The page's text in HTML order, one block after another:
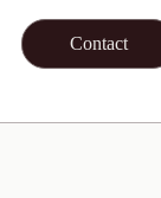
Contact